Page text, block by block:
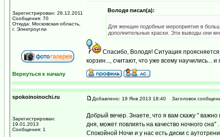
Зарегистрирован: 26.12.2011
Сообщения: 70
Откуда: Московская область,
г. Электроугли
Володя писал(а):
Для женщин подобные мероприятия в
дополнительные краски. Эти выводы они
Спасибо, Володя! Ситуация
корзин..., считают, что уже всему научились...
Вернуться к началу
spokoinoinochi.ru
Зарегистрирован:
19.01.2013
Сообщения: 1
Добавлено: 19 Янв 2013 18:40 Заголовок
Добрый вечер. Знаете, что я вам скажу "
дня, может повлиять на качество ночного сна"
Спокойной Ночи и у нас есть диски с